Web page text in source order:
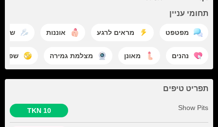
תחומי עניין
מפטפט מראים לרגע אוננות
נהנים מאונן מצלמת גמירה שפיך
תפריט טיפים
Show Pits
10 TKN